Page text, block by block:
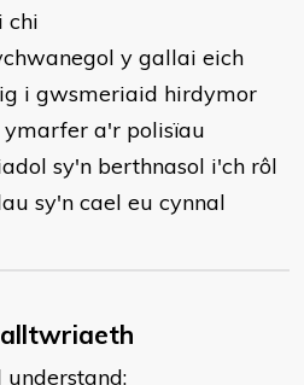
chi
y gallai eich
i gwsmeriaid hirdymor
a'r polisïau
sy'n berthnasol i'ch rôl
sy'n cael eu cynnal
understand: